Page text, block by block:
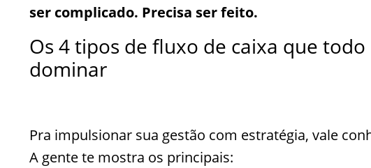
ser complicado. Precisa ser feito.
Os 4 tipos de fluxo de caixa que
dominar
Pra impulsionar sua gestão com estratégia, vale
A gente te mostra os principais: